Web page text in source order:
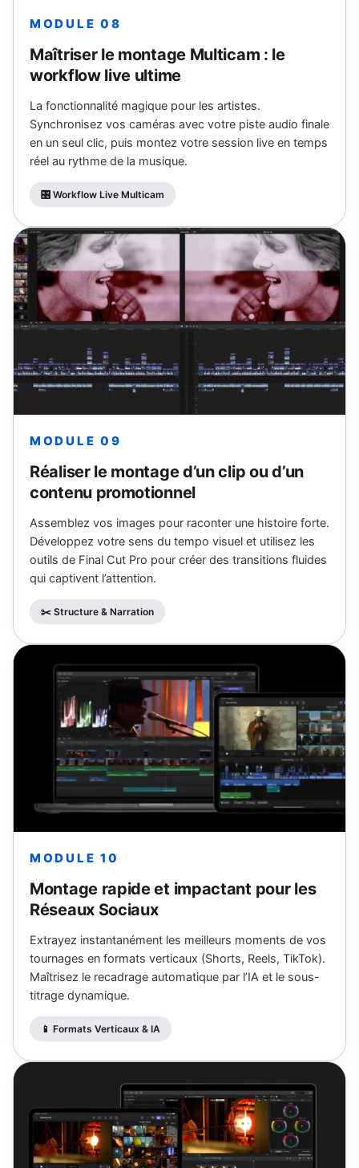
MODULE 08
Maîtriser le montage Multicam : le
workflow live ultime
La fonctionnalité magique pour les artistes.
Synchronisez vos caméras avec votre piste audio finale
en un seul clic, puis montez votre session live en temps
réel au rythme de la musique.
🎛 Workflow Live Multicam
MODULE 09
Réaliser le montage d’un clip ou d’un
contenu promotionnel
Assemblez vos images pour raconter une histoire forte.
Développez votre sens du tempo visuel et utilisez les
outils de Final Cut Pro pour créer des transitions fluides
qui captivent l’attention.
✂️ Structure & Narration
MODULE 10
Montage rapide et impactant pour les
Réseaux Sociaux
Extrayez instantanément les meilleurs moments de vos
tournages en formats verticaux (Shorts, Reels, TikTok).
Maîtrisez le recadrage automatique par l’IA et le sous-
titrage dynamique.
📱 Formats Verticaux & IA